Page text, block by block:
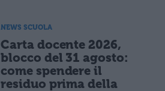
NEWS SCUOLA
Carta docente 2026,
blocco del 31 agosto:
come spendere il
residuo prima della